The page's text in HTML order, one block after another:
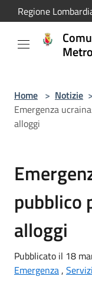
Salta al contenuto
Regione
Home > Notizie >
Emergenza
alloggi
pubblico
alloggi
Pubblicato il 18
Emergenza, Servizi